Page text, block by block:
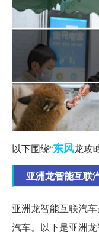
以下围绕“东风龙攻
亚洲龙智能互联
亚洲龙智能互联汽
汽车。以下是亚洲